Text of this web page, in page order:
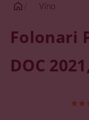
Víno
Folonari
DOC